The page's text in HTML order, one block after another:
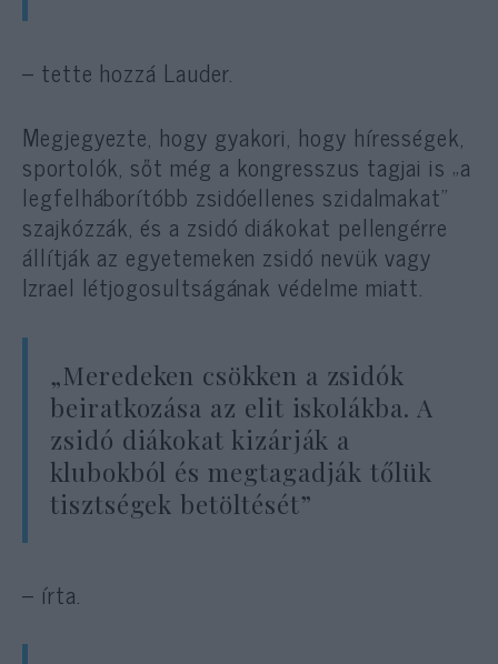
– tette hozzá Lauder.
Megjegyezte, hogy gyakori, hogy hírességek,
sportolók, sőt még a kongresszus tagjai is „a
legfelháborítóbb zsidóellenes szidalmakat”
szajkózzák, és a zsidó diákokat pellengérre
állítják az egyetemeken zsidó nevük vagy
Izrael létjogosultságának védelme miatt.
„Meredeken csökken a zsidók
beiratkozása az elit iskolákba. A
zsidó diákokat kizárják a
klubokból és megtagadják tőlük
tisztségek betöltését”
– írta.